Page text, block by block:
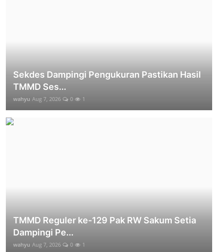
Sekdes Dampingi Pengukuran Pastikan Hasil
TMMD Ses...
wahyu Aug 7, 2026 0 1
TMMD Reguler ke-129 Pak RW Sakum Setia
Dampingi Pe...
wahyu Aug 7, 2026 0 1